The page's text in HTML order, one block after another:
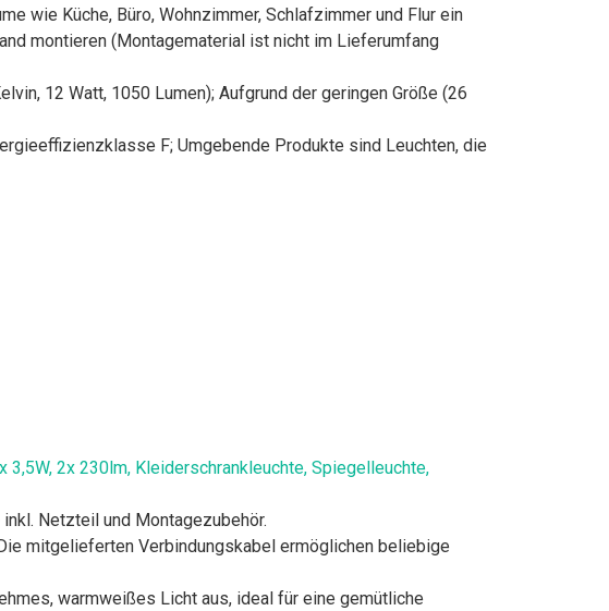
wie Küche, Büro, Wohnzimmer, Schlafzimmer und Flur ein
montieren (Montagematerial ist nicht im Lieferumfang
12 Watt, 1050 Lumen); Aufgrund der geringen Größe (26
F; Umgebende Produkte sind Leuchten, die
3,5W, 2x 230lm, Kleiderschrankleuchte, Spiegelleuchte,
Netzteil und Montagezubehör.
mitgelieferten Verbindungskabel ermöglichen beliebige
warmweißes Licht aus, ideal für eine gemütliche